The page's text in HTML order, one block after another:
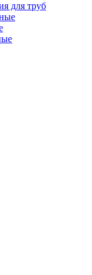
для труб